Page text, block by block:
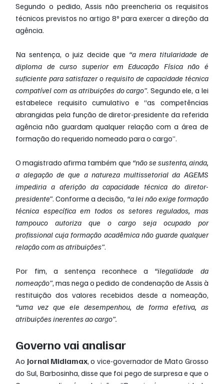
Segundo o pedido, Assis não preencheria os requisitos
técnicos previstos no artigo 8º para exercer a direção da
agência.
Na sentença, o juiz decide que “a mera titularidade de
diploma de curso superior em Educação Física não é
suficiente para satisfazer o requisito de capacidade técnica
compatível com as atribuições do cargo”. Segundo ele, a lei
estabelece requisito cumulativo e “as competências
abrangidas pela função de diretor-presidente da referida
agência não guardam qualquer relação com a área de
formação do requerido nomeado para o cargo”.
O magistrado afirma também que “não se sustenta, ainda,
a alegação de que a natureza multissetorial da AGEMS
impediria a aferição da capacidade técnica do diretor-
presidente”. Conforme a decisão, “a lei não exige formação
técnica específica em todos os setores regulados, mas
tampouco autoriza que o cargo seja ocupado por
profissional cuja formação acadêmica não guarde qualquer
relação com as atribuições”.
Por fim, a sentença reconhece a “ilegalidade da
nomeação”, mas nega o pedido de condenação de Assis à
“uma vez que ele desempenhou, de forma efetiva, as
atribuições inerentes ao cargo”.
Governo vai analisar
Ao Jornal Midiamax, o vice-governador de Mato Grosso
do Sul, Barbosinha, disse que foi pego de surpresa e que o